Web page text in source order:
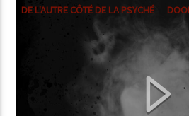
DE L'AUTRE CÔTÉ DE LA PSYCHÉ
ROCK OCCULTE
STONER